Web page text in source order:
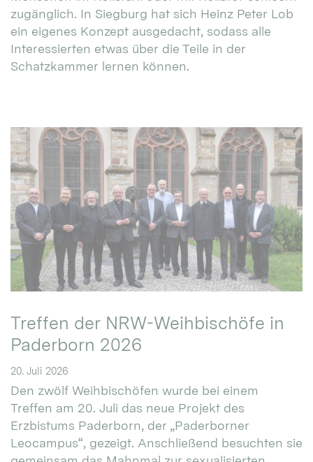
zugänglich. In Siegburg hat sich Heinz Peter Lob
ein eigenes Konzept ausgedacht, sodass alle
Interessierten etwas über die Teile in der
Schatzkammer lernen können.
Treffen der NRW-Weihbischöfe in
Paderborn 2026
20. Juli 2026
Den zwölf Weihbischöfen wurde bei einem
Treffen am 20. Juli das neue Projekt des
Erzbistums Paderborn, der „Paderborner
Leocampus“, gezeigt. Anschließend besuchten sie